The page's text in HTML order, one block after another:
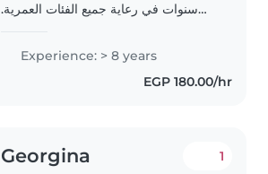
سنوات في رعاية جميع الفئات العمرية.
خبرة في التعامل مع حالات تفاوت السكر
Experience: > 8 years
EGP 180.00/hr
Georgina 1